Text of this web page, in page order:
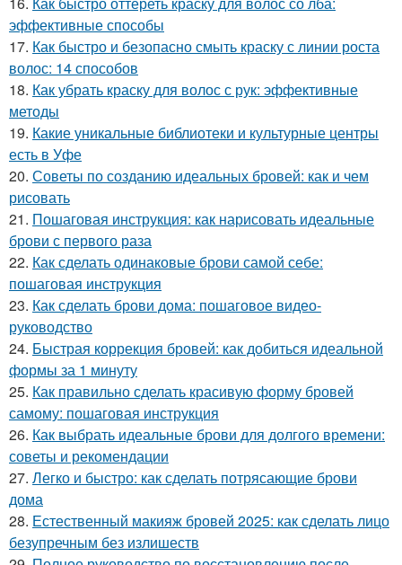
эффективные способы
17. Как быстро и безопасно смыть краску с линии роста
волос: 14 способов
18. Как убрать краску для волос с рук: эффективные
методы
19. Какие уникальные библиотеки и культурные центры
есть в Уфе
20. Советы по созданию идеальных бровей: как и чем
рисовать
21. Пошаговая инструкция: как нарисовать идеальные
брови с первого раза
22. Как сделать одинаковые брови самой себе:
пошаговая инструкция
23. Как сделать брови дома: пошаговое видео-
руководство
24. Быстрая коррекция бровей: как добиться идеальной
формы за 1 минуту
25. Как правильно сделать красивую форму бровей
самому: пошаговая инструкция
26. Как выбрать идеальные брови для долгого времени:
советы и рекомендации
27. Легко и быстро: как сделать потрясающие брови
дома
28. Естественный макияж бровей 2025: как сделать лицо
безупречным без излишеств